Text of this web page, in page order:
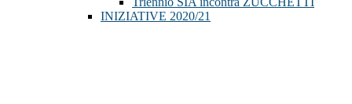
INIZIATIVE 2020/21